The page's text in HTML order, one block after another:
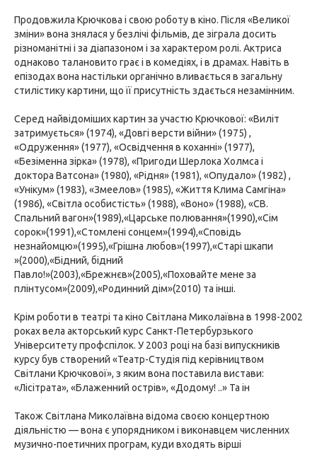
Продовжила Крючкова і свою роботу в кіно. Після «Великої
зміни» вона знялася у безлічі фільмів, де зіграла досить
різноманітні і за діапазоном і за характером ролі. Актриса
однаково талановито грає і в комедіях, і в драмах. Навіть в
епізодах вона настільки органічно вливається в загальну
стилістику картини, що її присутність здається незамінним.
Серед найвідоміших картин за участю Крючкової: «Виліт
затримується» (1974), «Довгі версти війни» (1975) ,
«Одруження» (1977), «Освідчення в коханні» (1977),
«Безіменна зірка» (1978), «Пригоди Шерлока Холмса і
доктора Ватсона» (1980), «Рідня» (1981), «Опудало» (1982) ,
«Унікум» (1983), «Змеелов» (1985), «Життя Клима Самгіна»
(1986), «Світла особистість» (1988), «Воно» (1988), «СВ.
Спальний вагон»(1989),«Царське полювання»(1990),«Сім
сорок»(1991),«Стомлені сонцем»(1994),«Сповідь
незнайомцю»(1995),«Грішна любов»(1997),«Старі шкапи
»(2000),«Бідний, бідний
Павло!»(2003),«Брежнєв»(2005),«Поховайте мене за
плінтусом»(2009),«Родинний дім»(2010) та інші.
Крім роботи в театрі та кіно Світлана Миколаївна в 1998-2002
роках вела акторський курс Санкт-Петербурзького
Університету профспілок. У 2003 році на базі випускників
курсу був створений «Театр-Студія під керівництвом
Світлани Крючкової», з яким вона поставила вистави:
«Лісітрата», «Блаженний острів», «Додому! ..» Та ін
Також Світлана Миколаївна відома своєю концертною
діяльністю — вона є упорядником і виконавцем численних
музично-поетичних програм, куди входять вірші